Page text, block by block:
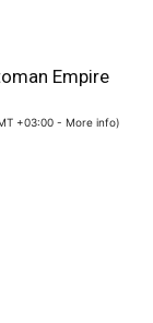
Empire
+03:00 - More info)